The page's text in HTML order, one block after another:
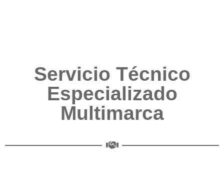
Servicio Técnico
Especializado
Multimarca